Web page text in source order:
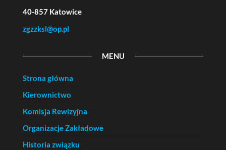
40-857 Katowice
zgzzksl@op.pl
MENU
Strona główna
Kierownictwo
Komisja Rewizyjna
Organizacje Zakładowe
Historia związku